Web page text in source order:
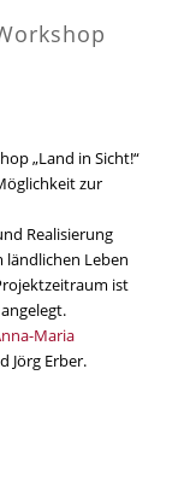
„Land in Sicht!“
zur
Realisierung
Leben
ist
Maria
Jörg Erber.